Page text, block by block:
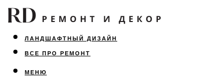
ОСВЕЩЕНИЕ
ДИЗАЙН ИНТЕРЬЕРА
ЛАНДШАФТНЫЙ ДИЗАЙН
ВСЕ ПРО РЕМОНТ
МЕНЮ